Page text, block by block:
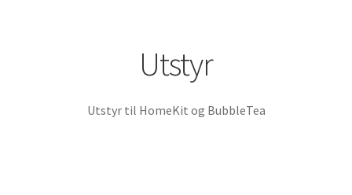
Utstyr
Utstyr til HomeKit og BubbleTea